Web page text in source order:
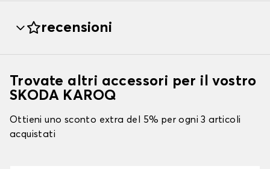
recensioni
Trovate altri accessori per il vostro
SKODA KAROQ
Ottieni uno sconto extra del 5% per ogni 3 articoli
acquistati